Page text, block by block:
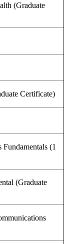
(Graduate
Certificate)
(1
(Graduate